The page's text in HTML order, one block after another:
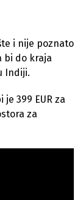
i nije poznato
bi do kraja
Indiji.
399 EUR za
za